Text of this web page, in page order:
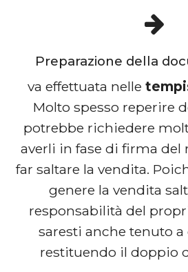
Preparazione della
va effettuata nelle
Molto spesso reperire
potrebbe richiedere
averli in fase di firma del
far saltare la vendita.
genere la vendita
responsabilità del
saresti anche tenuto
restituendo il doppio